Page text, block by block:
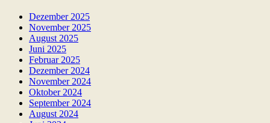
Dezember 2025
November 2025
August 2025
Juni 2025
Februar 2025
Dezember 2024
November 2024
Oktober 2024
September 2024
August 2024